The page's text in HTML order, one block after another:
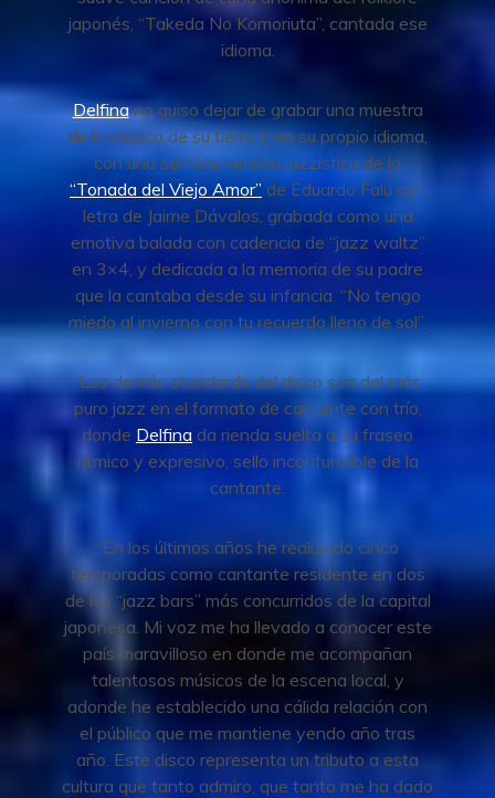
japonés, “Takeda No Komoriuta”, cantada ese
idioma.
Delfinano quiso dejar de grabar una muestra
de la música de su tierra y en su propio idioma,
con una sentida versión jazzística de la
“Tonada del Viejo Amor” de Eduardo Falú con
letra de Jaime Dávalos, grabada como una
emotiva balada con cadencia de “jazz waltz”
en 3×4, y dedicada a la memoria de su padre
que la cantaba desde su infancia. “No tengo
miedo al invierno con tu recuerdo lleno de sol”.
Los demás standards del disco son del más
puro jazz en el formato de cantante con trío,
donde Delfina da rienda suelta a su fraseo
rítmico y expresivo, sello inconfundible de la
cantante.
“En los últimos años he realizado cinco
temporadas como cantante residente en dos
de los “jazz bars” más concurridos de la capital
japonesa. Mi voz me ha llevado a conocer este
país maravilloso en donde me acompañan
talentosos músicos de la escena local, y
adonde he establecido una cálida relación con
el público que me mantiene yendo año tras
año. Este disco representa un tributo a esta
cultura que tanto admiro, que tanto me ha dado